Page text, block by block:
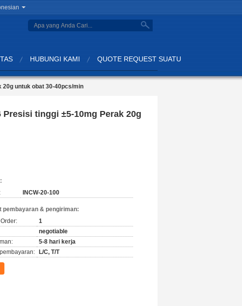
search
HUBUNGI KAMI QUOTE REQUEST SUATU
20g untuk obat 30-40pcs/min
Presisi tinggi ±5-10mg Perak 20g
INCW-20-100
pembayaran & pengiriman:
1
negotiable
5-8 hari kerja
L/C, T/T